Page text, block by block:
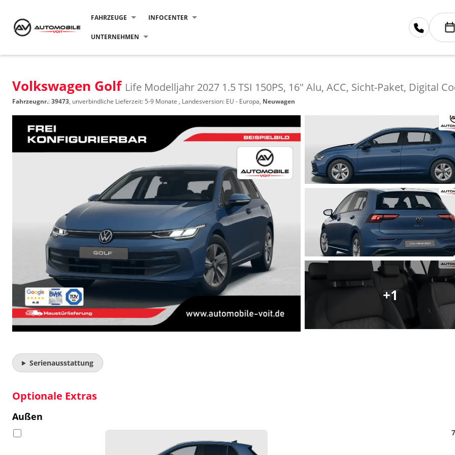
FAHRZEUGE INFOCENTER
UNTERNEHMEN
Volkswagen Golf Life Modelljahr 2027 1.5 TSI 150PS, 16" Alu, ACC, Sicht-Paket, Digital
Fahrzeugnr.:39473, unverbindliche Lieferzeit: 5-9 Monate , Landesversion: EU - Europa, Neuwagen
Matthias Voit
Geschäftsführung / Inhaber
Festnetz
0961 381
E-Mail
m.voit@automobile-
+1
Serienausstattung
Optionale Extras
Außen